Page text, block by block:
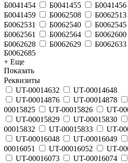
Б0041454
Б0041455 Б0041456
Б0041459
Б0062508 Б0062513
Б0062531
Б0062540 Б0062545
Б0062561
Б0062564 Б0062600
Б0062628
Б0062629 Б0062633
Б0062685
+ Еще
Показать
Реквизиты
UT-00014632
UT-00014648
UT-00014876
UT-00014878
00015825
UT-00015826 UT-
UT-00015829
UT-00015830
00015832
UT-00015833 UT-
UT-00016048
UT-00016049
00016051
UT-00016052 UT-
UT-00016073
UT-00016074